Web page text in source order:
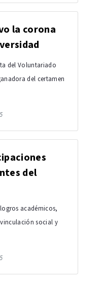
la corona
del Voluntariado
del certamen
del
académicos,
social y